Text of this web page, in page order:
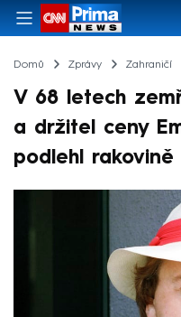
Domů Zprávy Zahraničí
V 68 letech
a držitel ceny
podlehl rakovině